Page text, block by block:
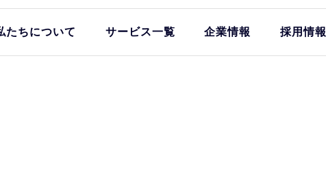
たちについて サービス一覧 企業情報 採用情報